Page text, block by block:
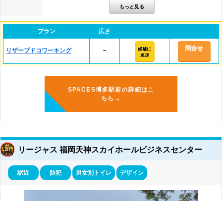
プラン 広さ
リザーブドコワーキング －
候補に
追加
問合せ
SPACES博多駅前の詳細はこ
ちら→
リージャス 福岡天神スカイホールビジネスセンター
駅近 防犯 男女別トイレ デザイン